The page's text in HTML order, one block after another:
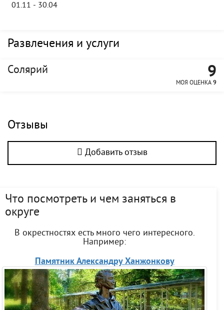
01.11 - 30.04
Развлечения и услуги
Солярий 9
МОЯ ОЦЕНКА 9
Отзывы
Добавить отзыв
Что посмотреть и чем заняться в
округе
В окрестностях есть много чего интересного.
Например:
Памятник Александру Ханжонкову